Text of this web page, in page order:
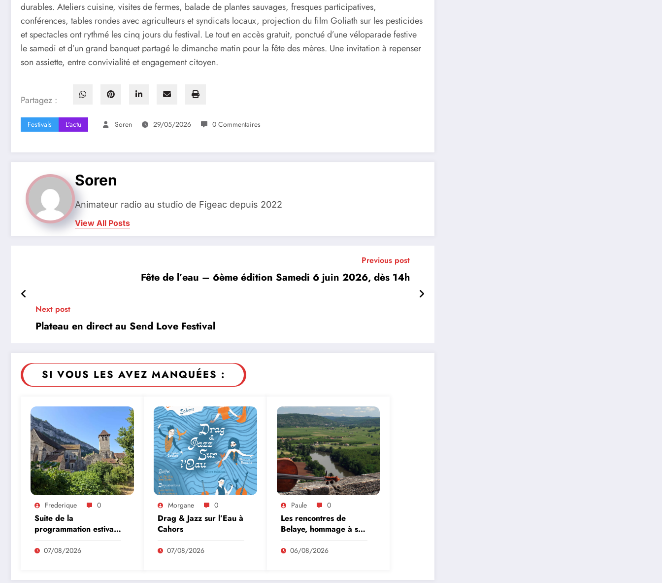
durables. Ateliers cuisine, visites de fermes, balade de plantes sauvages, fresques participatives,
conférences, tables rondes avec agriculteurs et syndicats locaux, projection du film Goliath sur les pesticides
et spectacles ont rythmé les cinq jours du festival. Le tout en accès gratuit, ponctué d’une véloparade festive
le samedi et d’un grand banquet partagé le dimanche matin pour la fête des mères. Une invitation à repenser
son assiette, entre convivialité et engagement citoyen.
Partagez :
Festivals L'actu Soren 29/05/2026 0 Commentaires
Soren
Animateur radio au studio de Figeac depuis 2022
View All Posts
Previous post
Fête de l’eau – 6ème édition Samedi 6 juin 2026, dès 14h
Next post
Plateau en direct au Send Love Festival
SI VOUS LES AVEZ MANQUÉES :
Frederique 0
Suite de la
programmation estivale
des amis de l’abbaye
de Marcilhac sur Célé
07/08/2026
Morgane 0
Drag & Jazz sur l’Eau à
Cahors
07/08/2026
Paule 0
Les rencontres de
Belaye, hommage à son
fondateur, Roland
Pidoux, violoncelliste, le
06/08/2026